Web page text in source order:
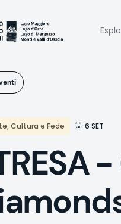
Cultura e Fede 6 SET